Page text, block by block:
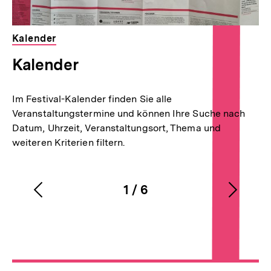
Kalender
Kalender
Im Festival-Kalender finden Sie alle
Veranstaltungstermine und können Ihre Suche nach
Datum, Uhrzeit, Veranstaltungsort, Thema und
weiteren Kriterien filtern.
Karussellinhalt
1
von
/ 6
Vorherigen